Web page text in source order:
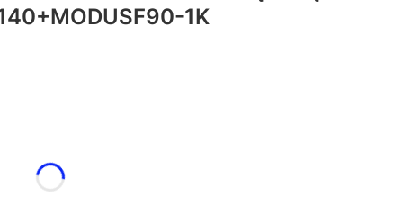
1K